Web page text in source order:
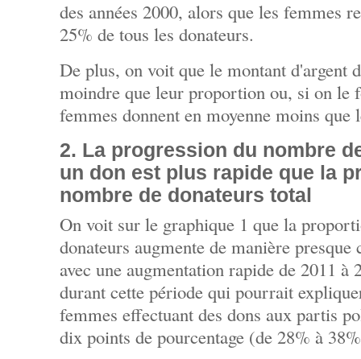
des années 2000, alors que les femmes
25% de tous les donateurs.
De plus, on voit que le montant d'argent
moindre que leur proportion ou, si on le
femmes donnent en moyenne moins que
2. La progression du nombre
un don est plus rapide que la
nombre de donateurs total
On voit sur le graphique 1 que la
donateurs augmente de manière
avec une augmentation rapide de 2011 à
durant cette période qui pourrait
femmes effectuant des dons aux partis
dix points de pourcentage (de 28% à